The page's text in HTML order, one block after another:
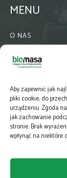
Aby zapewnić jak
pliki cookie, do
urządzeniu. Zgoda
jak zachowanie
stronie. Brak
wpłynąć na niektóre
MENU
O NAS
WSPÓŁPRACA
PRENUMERATA
NEWSLETTER
MAPY
E-WYDANIE